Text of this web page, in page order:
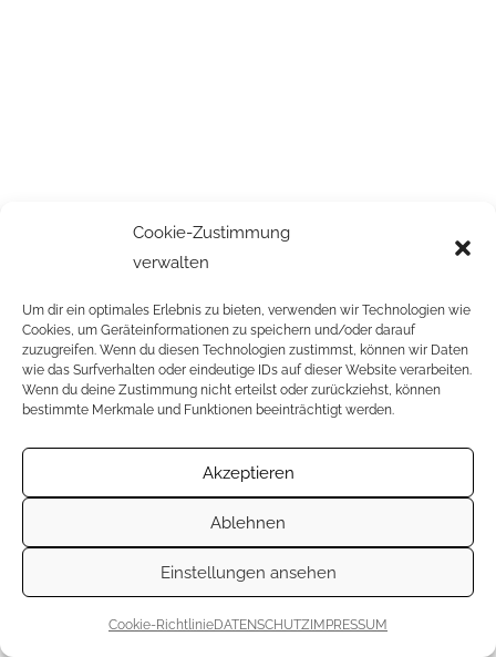
Cookie-Zustimmung
verwalten
Um dir ein optimales Erlebnis zu bieten, verwenden wir Technologien wie
Cookies, um Geräteinformationen zu speichern und/oder darauf
zuzugreifen. Wenn du diesen Technologien zustimmst, können wir Daten
wie das Surfverhalten oder eindeutige IDs auf dieser Website verarbeiten.
Wenn du deine Zustimmung nicht erteilst oder zurückziehst, können
bestimmte Merkmale und Funktionen beeinträchtigt werden.
Akzeptieren
Ablehnen
Einstellungen ansehen
Cookie-RichtlinieDATENSCHUTZ IMPRESSUM